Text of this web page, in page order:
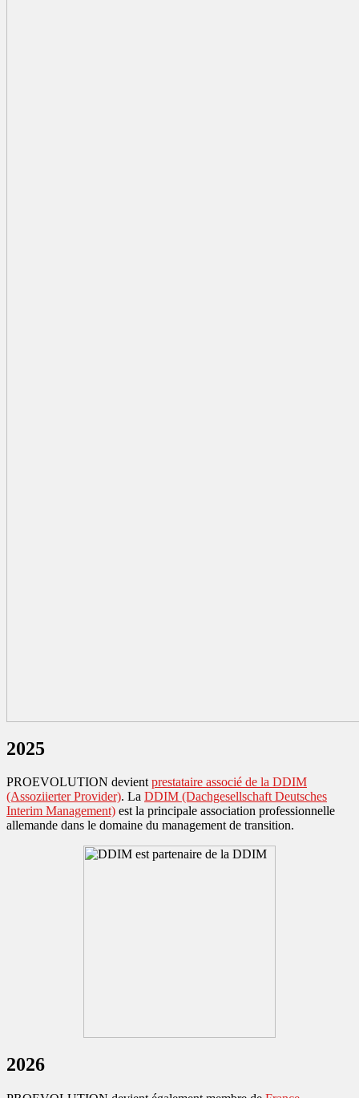
2025
PROEVOLUTION devientprestataire associé de la DDIM
(Assoziierter Provider). La DDIM (Dachgesellschaft Deutsches
Interim Management) est la principale association professionnelle
allemande dans le domaine du management de transition.
2026